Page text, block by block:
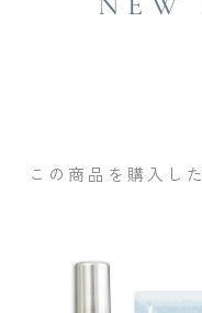
この商品を購入し